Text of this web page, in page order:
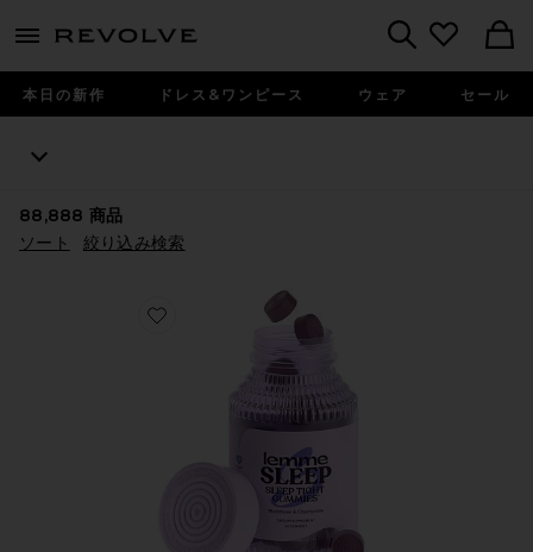
menu - shows more content
本日の新作 ドレス&ワンピース ウェア セール
88,888 商品
ソート
絞り込み検索
Favorite SLEEP ビタミングミ